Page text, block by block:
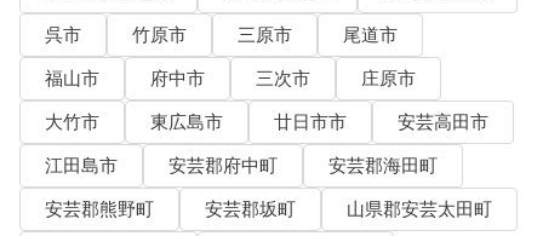
呉市
竹原市 三原市
尾道市
福山市
府中市 三次市
庄原市
大竹市
東広島市 廿日市市
安芸高田市
江田島市
安芸郡府中町
安芸郡海田町
安芸郡熊野町
安芸郡坂町 山県郡安芸太田町